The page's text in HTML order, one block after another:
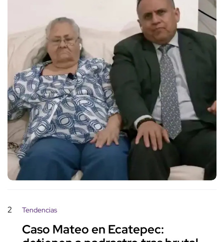
2 Tendencias
Caso Mateo en Ecatepec: